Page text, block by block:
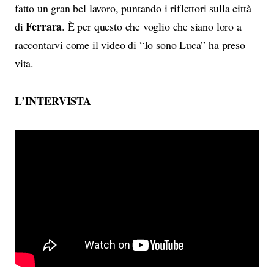
fatto un gran bel lavoro, puntando i riflettori sulla città
diFerrara. È per questo che voglio che siano loro a
raccontarvi come il video di “Io sono Luca” ha preso
vita.
L’INTERVISTA